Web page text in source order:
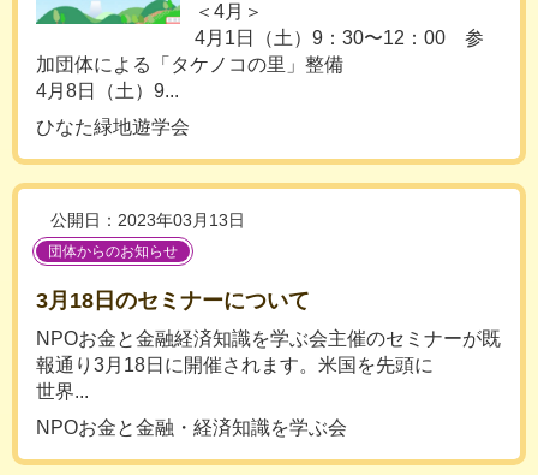
＜4月＞
4月1日（土）9：30〜12：00 参
加団体による「タケノコの里」整備
4月8日（土）9...
ひなた緑地遊学会
公開日：2023年03月13日
団体からのお知らせ
3月18日のセミナーについて
NPOお金と金融経済知識を学ぶ会主催のセミナーが既
報通り3月18日に開催されます。米国を先頭に
世界...
NPOお金と金融・経済知識を学ぶ会